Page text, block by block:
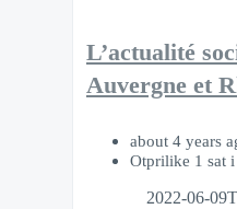
L’actualité
Auvergne et
about 4 years
Otprilike 1 sat
2022-06-